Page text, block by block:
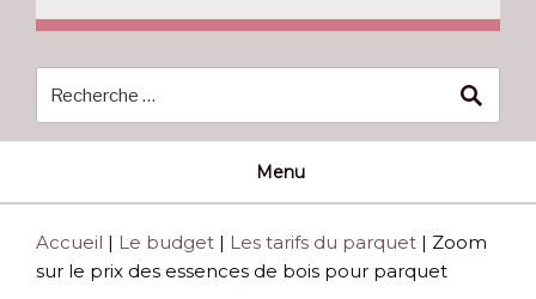
Menu
Accueil | Le budget | Les tarifs du parquet | Zoom
sur le prix des essences de bois pour parquet